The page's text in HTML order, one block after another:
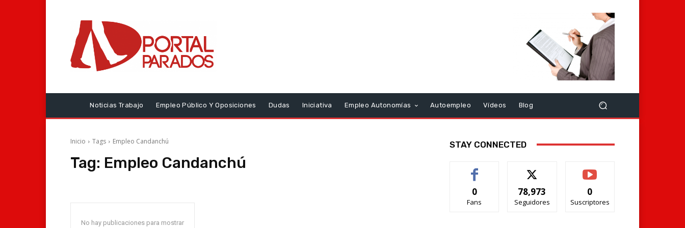
Noticias Trabajo Empleo Público Y Oposiciones Dudas Iniciativa Empleo Autonomías Autoempleo Vídeos Blog
Inicio Tags Empleo Candanchú
Tag: Empleo Candanchú
No hay publicaciones para mostrar
STAY CONNECTED
0
Fans
78,973
Seguidores
0
Suscriptores